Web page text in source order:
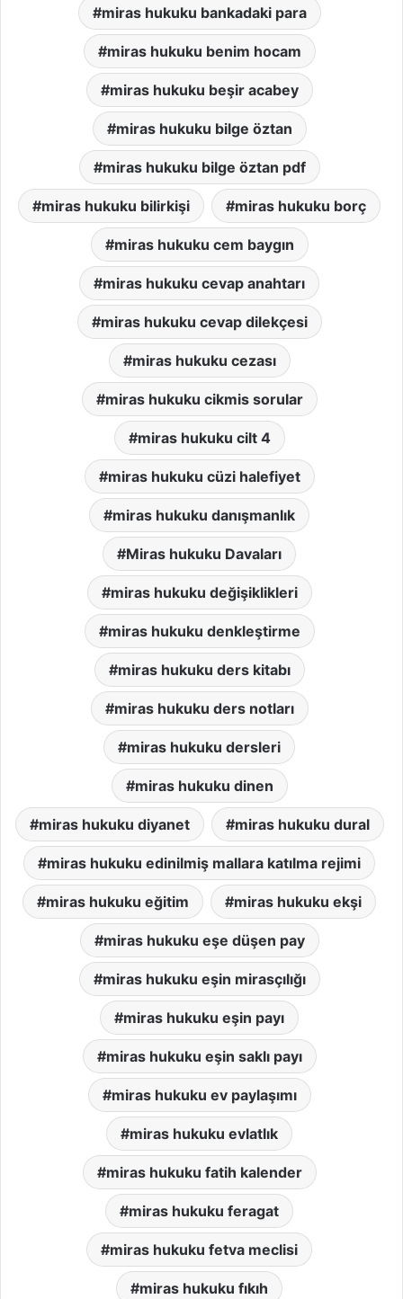
miras hukuku bankadaki para
miras hukuku benim hocam
miras hukuku beşir acabey
miras hukuku bilge öztan
miras hukuku bilge öztan pdf
miras hukuku bilirkişi miras hukuku borç
miras hukuku cem baygın
miras hukuku cevap anahtarı
miras hukuku cevap dilekçesi
miras hukuku cezası
miras hukuku cikmis sorular
miras hukuku cilt 4
miras hukuku cüzi halefiyet
miras hukuku danışmanlık
Miras hukuku Davaları
miras hukuku değişiklikleri
miras hukuku denkleştirme
miras hukuku ders kitabı
miras hukuku ders notları
miras hukuku dersleri
miras hukuku dinen
miras hukuku diyanet miras hukuku dural
miras hukuku edinilmiş mallara katılma rejimi
miras hukuku eğitim miras hukuku ekşi
miras hukuku eşe düşen pay
miras hukuku eşin mirasçılığı
miras hukuku eşin payı
miras hukuku eşin saklı payı
miras hukuku ev paylaşımı
miras hukuku evlatlık
miras hukuku fatih kalender
miras hukuku feragat
miras hukuku fetva meclisi
miras hukuku fıkıh